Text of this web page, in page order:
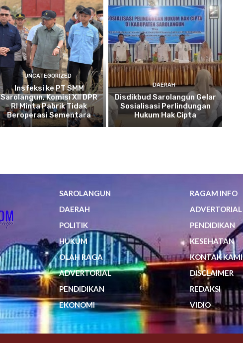
UNCATEGORIZED
Insfeksi ke PT SMM
Sarolangun, Komisi XII DPR
RI Minta Pabrik Tidak
Beroperasi Sementara
DAERAH
Disdikbud Sarolangun Gelar
Sosialisasi Perlindungan
Hukum Hak Cipta
SAROLANGUN
DAERAH
POLITIK
HUKUM
OLAH RAGA
ADVERTORIAL
PENDIDIKAN
EKONOMI
RAGAM INFO
ADVERTORIAL
PENDIDIKAN
KESEHATAN
KONTAK KAMI
DISCLAIMER
REDAKSI
VIDIO